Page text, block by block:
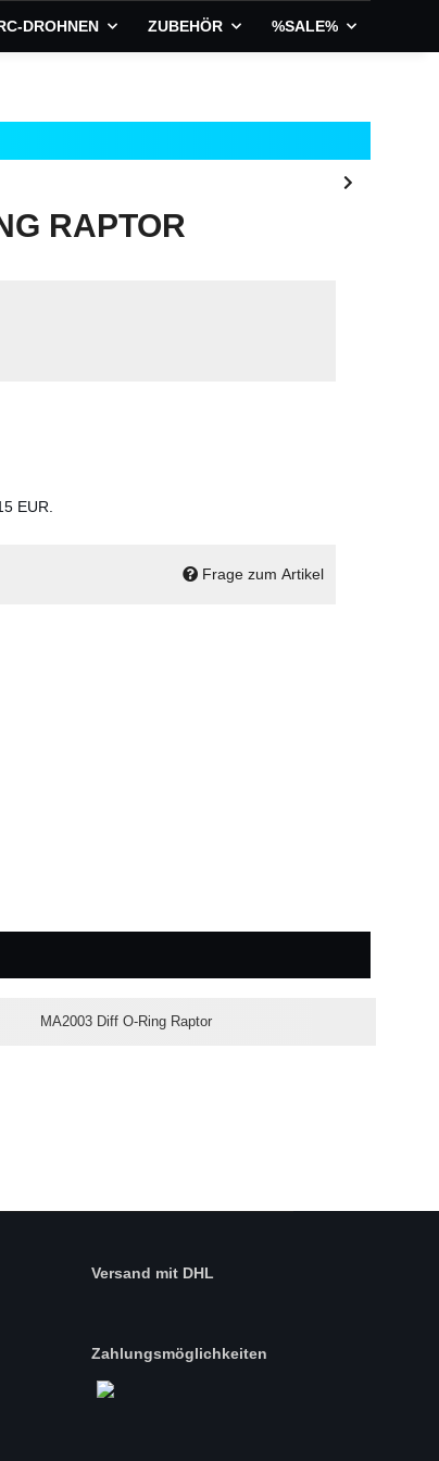
DROHNEN ZUBEHÖR %SALE%
RAPTOR
EUR.
Frage zum Artikel
MA2003 Diff O-Ring Raptor
Versand mit DHL
Zahlungsmöglichkeiten